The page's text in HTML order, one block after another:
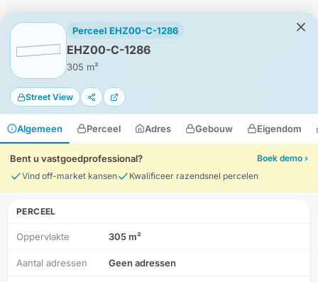
Perceel EHZ00-C-1286
EHZ00-C-1286
305 m²
Street View
Algemeen Perceel Adres Gebouw Eigendom
Bent u vastgoedprofessional?
Boek demo ›
Vind off-market kansen
Kwalificeer razendsnel percelen
PERCEEL
Oppervlakte 305 m²
Aantal adressen Geen adressen